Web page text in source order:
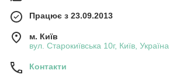
Працює з 23.09.2013
м. Київ
вул. Старокиївська 10г, Київ, Україна
Контакти